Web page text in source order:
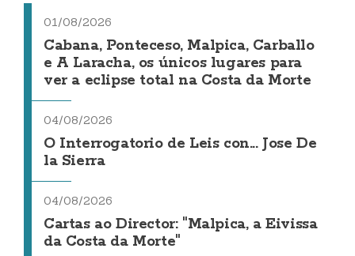
01/08/2026
Cabana, Ponteceso, Malpica, Carballo
e A Laracha, os únicos lugares para
ver a eclipse total na Costa da Morte
04/08/2026
O Interrogatorio de Leis con... Jose De
la Sierra
04/08/2026
Cartas ao Director: "Malpica, a Eivissa
da Costa da Morte"